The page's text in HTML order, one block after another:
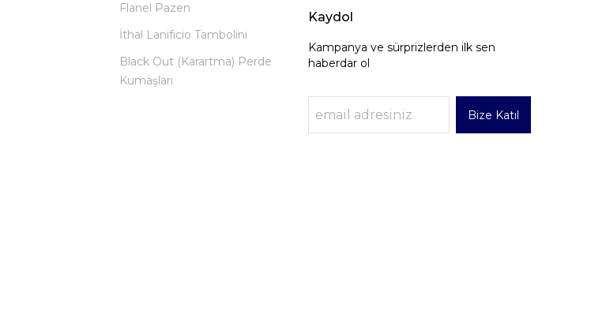
Flanel Pazen
İthal Lanificio Tambolini
Black Out (Karartma) Perde
Kumaşları
Kaydol
Kampanya ve sürprizlerden ilk sen
haberdar ol
Bize Katıl